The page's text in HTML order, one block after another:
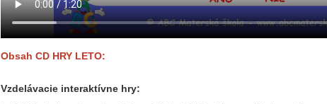
Obsah CD HRY LETO:
Vzdelávacie interaktívne hry: